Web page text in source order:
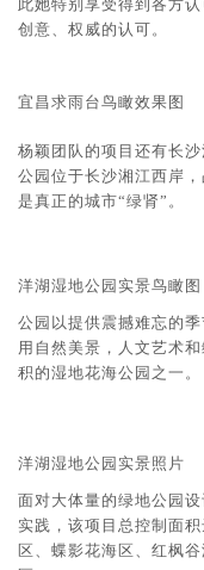
此她特别享受得到各方
创意、权威的认可。
宜昌求雨台鸟瞰效果图
杨颖团队的项目还有长
公园位于长沙湘江西岸
是真正的城市“绿肾”。
洋湖湿地公园实景鸟瞰图
公园以提供震撼难忘的
用自然美景，人文艺术
积的湿地花海公园之一。
洋湖湿地公园实景照片
面对大体量的绿地公园
实践，该项目总控制面
区、蝶影花海区、红枫